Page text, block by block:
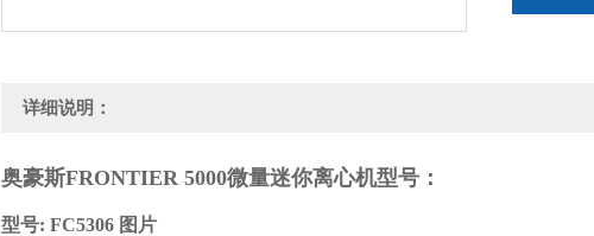
详细说明：
奥豪斯FRONTIER 5000微量迷你离心机型号：
型号: FC5306 图片